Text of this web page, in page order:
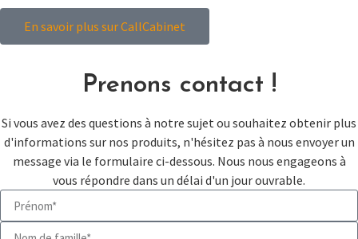
En savoir plus sur CallCabinet
Prenons contact !
Si vous avez des questions à notre sujet ou souhaitez obtenir plus
d'informations sur nos produits, n'hésitez pas à nous envoyer un
message via le formulaire ci-dessous. Nous nous engageons à
vous répondre dans un délai d'un jour ouvrable.